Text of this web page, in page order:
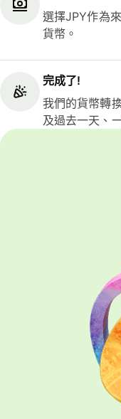
選擇JPY作為
貨幣。
完成了!
我們的貨幣轉
及過去一天、